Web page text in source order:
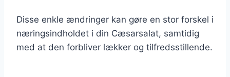
Disse enkle ændringer kan gøre en stor forskel i
næringsindholdet i din Cæsarsalat, samtidig
med at den forbliver lækker og tilfredsstillende.